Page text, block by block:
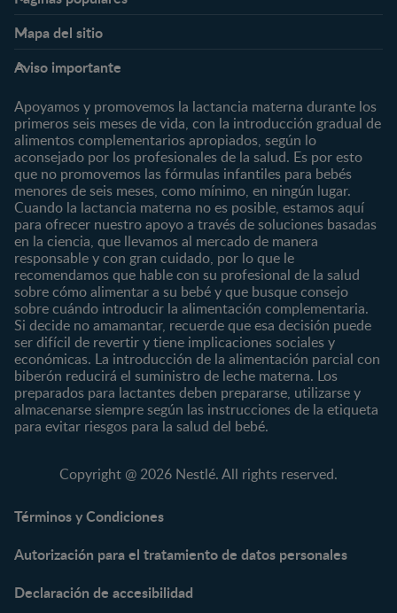
Expertos en Nutrición
Preguntas Frecuentes
¿Quiénes somos?
Marcas y productos
Nuestros Productos
Nuestras Marcas
Mapa del sitio
Preconcepción
Embarazo
Posparto
0 a 4 meses
4 a 6 meses
6 a 8 meses
8 a 12 meses
12 a 24 meses
Desde 2 años
Preescolar
Escolar
Nutrición
Salud
Maternidad
Paternidad
Vida en familia
Marcas
CERELAC®
GERBER®
KLIM®
NAN® 3
NAN® Optipro® 3
NAN® Supreme 3
NESTUM®
Productos
Cereales Infantiles
Compotas y galletas
Fórmulas Infantiles
Vitaminas y Suplementos
Aviso importante
Apoyamos y promovemos la lactancia materna durante los
primeros seis meses de vida, con la introducción gradual de
alimentos complementarios apropiados, según lo
aconsejado por los profesionales de la salud. Es por esto
que no promovemos las fórmulas infantiles para bebés
menores de seis meses, como mínimo, en ningún lugar.
Cuando la lactancia materna no es posible, estamos aquí
para ofrecer nuestro apoyo a través de soluciones basadas
en la ciencia, que llevamos al mercado de manera
responsable y con gran cuidado, por lo que le
recomendamos que hable con su profesional de la salud
sobre cómo alimentar a su bebé y que busque consejo
sobre cuándo introducir la alimentación complementaria.
Si decide no amamantar, recuerde que esa decisión puede
ser difícil de revertir y tiene implicaciones sociales y
económicas. La introducción de la alimentación parcial con
biberón reducirá el suministro de leche materna. Los
preparados para lactantes deben prepararse, utilizarse y
almacenarse siempre según las instrucciones de la etiqueta
para evitar riesgos para la salud del bebé.
Copyright @ 2026 Nestlé. All rights reserved.
Términos y Condiciones
Autorización para el tratamiento de datos personales
Declaración de accesibilidad